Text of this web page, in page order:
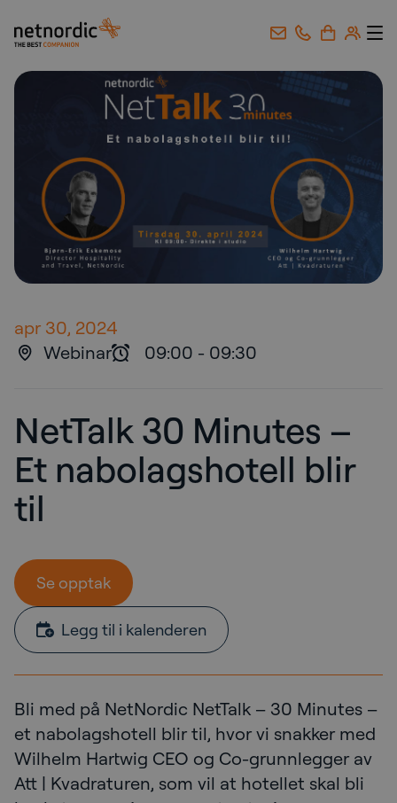
NetNordic Norway
apr 30, 2024
Webinar
09:00 - 09:30
NetTalk 30 Minutes –
Et nabolagshotell blir
til
Se opptak
Legg til i kalenderen
Bli med på NetNordic NetTalk – 30 Minutes –
et nabolagshotell blir til, hvor vi snakker med
Wilhelm Hartwig CEO og Co-grunnlegger av
Att | Kvadraturen, som vil at hotellet skal bli